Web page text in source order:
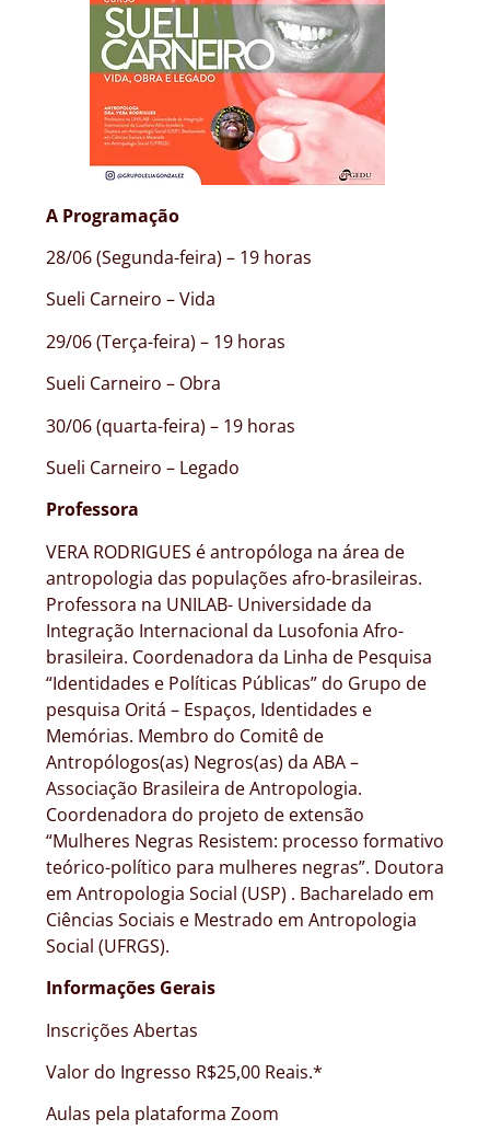
A Programação
28/06 (Segunda-feira) – 19 horas
Sueli Carneiro – Vida
29/06 (Terça-feira) – 19 horas
Sueli Carneiro – Obra
30/06 (quarta-feira) – 19 horas
Sueli Carneiro – Legado
Professora
VERA RODRIGUES é antropóloga na área de
antropologia das populações afro-brasileiras.
Professora na UNILAB- Universidade da
Integração Internacional da Lusofonia Afro-
brasileira. Coordenadora da Linha de Pesquisa
“Identidades e Políticas Públicas” do Grupo de
pesquisa Oritá – Espaços, Identidades e
Memórias. Membro do Comitê de
Antropólogos(as) Negros(as) da ABA –
Associação Brasileira de Antropologia.
Coordenadora do projeto de extensão
“Mulheres Negras Resistem: processo formativo
teórico-político para mulheres negras”. Doutora
em Antropologia Social (USP) . Bacharelado em
Ciências Sociais e Mestrado em Antropologia
Social (UFRGS).
Informações Gerais
Inscrições Abertas
Valor do Ingresso R$25,00 Reais.*
Aulas pela plataforma Zoom